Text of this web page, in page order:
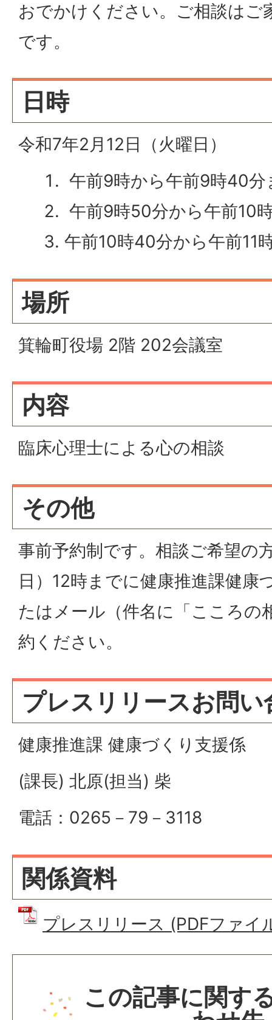
おでかけください。ご相談はご
です。
日時
令和7年2月12日（火曜日）
午前9時から午前9時40分
午前9時50分から午前10
午前10時40分から午前11
場所
箕輪町役場 2階 202会議室
内容
臨床心理士による心の相談
その他
事前予約制です。相談ご希望の
日）12時までに健康推進課健康
たはメール（件名に「こころの
約ください。
プレスリリースお問い
健康推進課 健康づくり支援係
(課長) 北原(担当) 柴
電話：0265－79－3118
関係資料
プレスリリース (PDFファイ
この記事に関す